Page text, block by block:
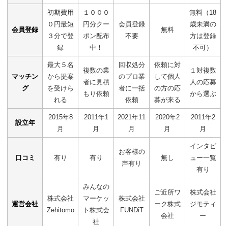
会員登録
初期費用
０円最短
３分で登
録
１０００
円分クー
ポン配布
中！
会員登録
不要
無料
無料（18
歳未満の
方は登録
不可）
マッチン
グ
最大５名
から提案
を受けら
れる
複数の業
者に見積
もり依頼
回収処分
のプロ業
者に一括
依頼
依頼に対
して個人
の方の応
募が来る
１対複数
人の応募
から選ぶ
設立年
2015年8
月
2011年1
月
2021年11
月
2020年2
月
2011年2
月
口コミ 有り 有り
お客様の
声有り
無し
インタビ
ュー一覧
有り
運営会社
株式会社
Zehitomo
みんなの
マーケッ
ト株式会
社
株式会社
FUNDiT
ご近所ワ
ーク株式
会社
株式会社
ジモティ
ー